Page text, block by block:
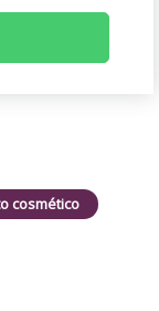
cosmético